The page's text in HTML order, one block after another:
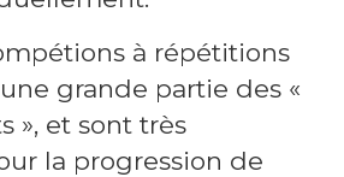
à répétitions
grande partie des «
», et sont très
la progression de